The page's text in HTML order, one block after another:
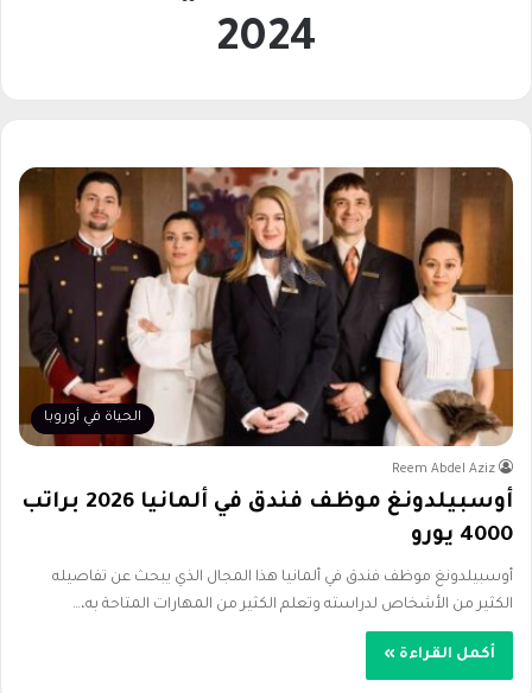
2024
الحياة في أوروبا
Reem Abdel Aziz
أوسبيلدونغ موظف فندق في ألمانيا 2026 براتب
4000 يورو
أوسبيلدونغ موظف فندق في ألمانيا هذا المجال الذي يبحث عن تفاصيله
الكثير من الأشخاص لدراسته وتعلم الكثير من المهارات المتاحة به،…
أكمل القراءة »